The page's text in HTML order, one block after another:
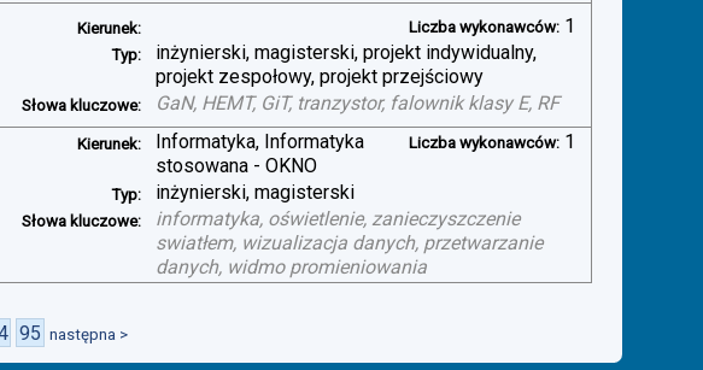
Kierunek: Liczba wykonawców: 1
Typ:
inżynierski, magisterski, projekt indywidualny,
projekt zespołowy, projekt przejściowy
Słowa kluczowe: GaN, HEMT, GiT, tranzystor, falownik klasy E, RF
Kierunek:
Informatyka, Informatyka
stosowana - OKNO
Liczba wykonawców: 1
Typ: inżynierski, magisterski
Słowa kluczowe:
informatyka, oświetlenie, zanieczyszczenie
swiatłem, wizualizacja danych, przetwarzanie
danych, widmo promieniowania
95 następna >